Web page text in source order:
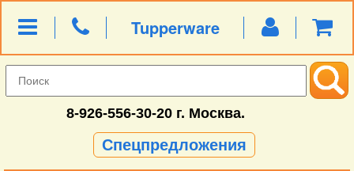
Tupperware
8-926-556-30-20г. Москва.
Спецпредложения